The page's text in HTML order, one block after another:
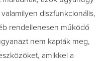
diszfunkcionális,
rendellenesen működő
nem kapták meg,
amikkel a